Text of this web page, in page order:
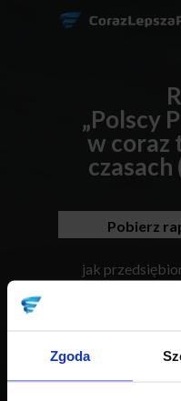
Zgoda
„Polscy
w coraz
czasach
Pobierz
jak
co i kto
co się dzieje